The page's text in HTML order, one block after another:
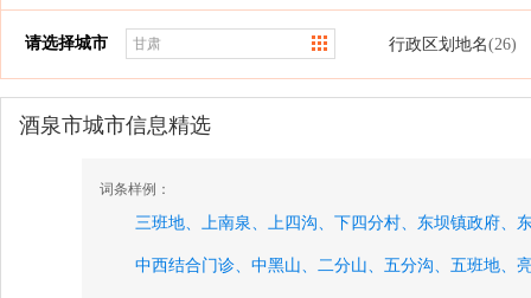
请选择城市 行政区划地名(26)
酒泉市城市信息精选
词条样例：
三班地、 上南泉、 上四沟、 下四分村、 东坝镇政府、
中西结合门诊、 中黑山、 二分山、 五分沟、 五班地、